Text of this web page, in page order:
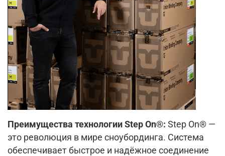
Преимущества технологии Step On®: Step On® —
это революция в мире сноубординга. Система
обеспечивает быстрое и надёжное соединение